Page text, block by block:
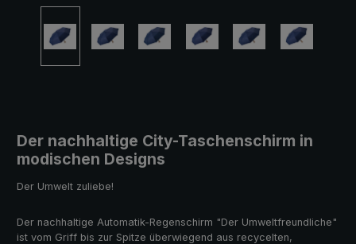
Der nachhaltige City-Taschenschirm in
modischen Designs
Der Umwelt zuliebe!
Der nachhaltige Automatik-Regenschirm "Der Umweltfreundliche"
ist vom Griff bis zur Spitze überwiegend aus recycelten,